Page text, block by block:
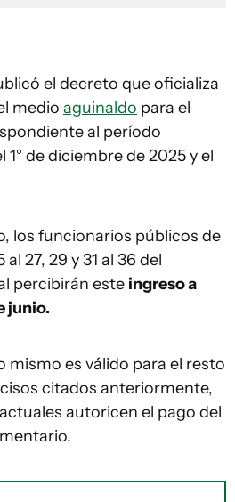
el decreto que oficializa
medio aguinaldo para el
al período
de diciembre de 2025 y el
los funcionarios públicos de
27, 29 y 31 al 36 del
percibirán este ingreso a
junio.
mismo es válido para el resto
citados anteriormente,
autoricen el pago del